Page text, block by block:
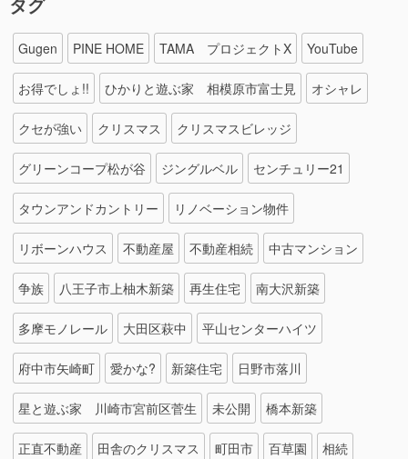
Gugen PINE HOME TAMA プロジェクトX YouTube
お得でしょ!! ひかりと遊ぶ家 相模原市富士見 オシャレ
クセが強い クリスマス クリスマスビレッジ
グリーンコープ松が谷 ジングルベル センチュリー21
タウンアンドカントリー リノベーション物件
リボーンハウス 不動産屋 不動産相続 中古マンション
争族 八王子市上柚木新築 再生住宅 南大沢新築
多摩モノレール 大田区萩中 平山センターハイツ
府中市矢崎町 愛かな? 新築住宅 日野市落川
星と遊ぶ家 川崎市宮前区菅生 未公開 橋本新築
正直不動産 田舎のクリスマス 町田市 百草園 相続